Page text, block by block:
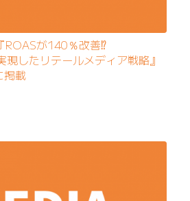
ROASが140％改善⁉
現したリテールメディア戦略』
掲載